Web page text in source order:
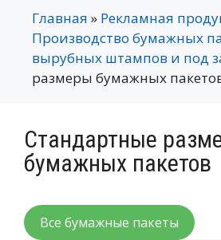
Главная » Рекламная
Производство бумажных
вырубных штампов и под
размеры бумажных
Стандартные
бумажных пакетов
Все бумажные пакеты